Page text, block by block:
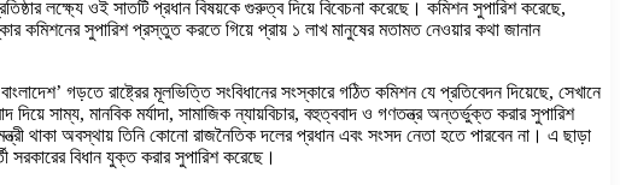
লক্ষ্যে ওই সাতটি প্রধান বিষয়কে গুরুত্ব দিয়ে বিবেচনা করেছে। কমিশন সুপারিশ করেছে,
কমিশনের সুপারিশ প্রস্তুত করতে গিয়ে প্রায় ১ লাখ মানুষের মতামত নেওয়ার কথা জানান
গড়তে রাষ্ট্রের মূলভিত্তি সংবিধানের সংস্কারে গঠিত কমিশন যে প্রতিবেদন দিয়েছে, সেখানে
দিয়ে সাম্য, মানবিক মর্যাদা, সামাজিক ন্যায়বিচার, বহুত্ববাদ ও গণতন্ত্র অন্তর্ভুক্ত করার সুপারিশ
থাকা অবস্থায় তিনি কোনো রাজনৈতিক দলের প্রধান এবং সংসদ নেতা হতে পারবেন না। এ ছাড়া
সরকারের বিধান যুক্ত করার সুপারিশ করেছে।